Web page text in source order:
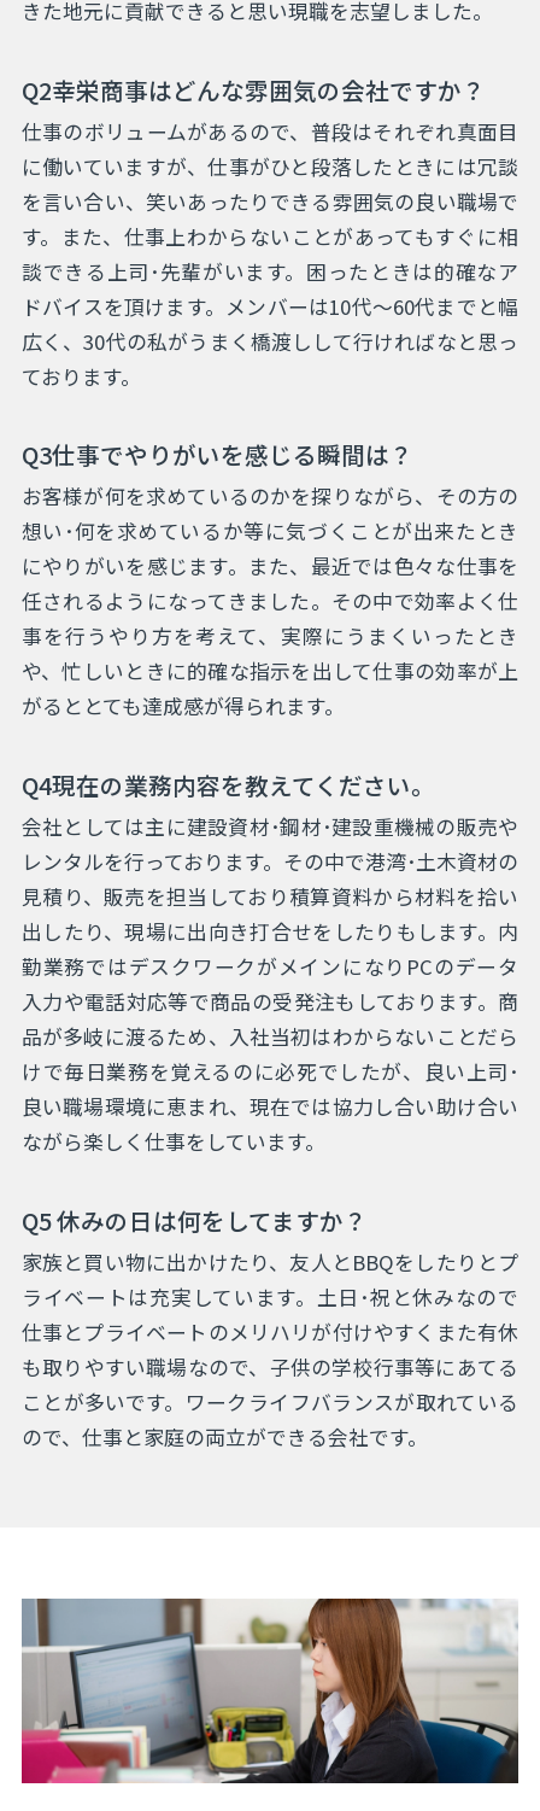
きた地元に貢献できると思い現職を志望しました。
Q2幸栄商事はどんな雰囲気の会社ですか？
仕事のボリュームがあるので、普段はそれぞれ真面目
に働いていますが、仕事がひと段落したときには冗談
を言い合い、笑いあったりできる雰囲気の良い職場で
す。また、仕事上わからないことがあってもすぐに相
談できる上司･先輩がいます。困ったときは的確なア
ドバイスを頂けます。メンバーは10代～60代までと幅
広く、30代の私がうまく橋渡しして行ければなと思っ
ております。
Q3仕事でやりがいを感じる瞬間は？
お客様が何を求めているのかを探りながら、その方の
想い･何を求めているか等に気づくことが出来たとき
にやりがいを感じます。また、最近では色々な仕事を
任されるようになってきました。その中で効率よく仕
事を行うやり方を考えて、実際にうまくいったとき
や、忙しいときに的確な指示を出して仕事の効率が上
がるととても達成感が得られます。
Q4現在の業務内容を教えてください。
会社としては主に建設資材･鋼材･建設重機械の販売や
レンタルを行っております。その中で港湾･土木資材の
見積り、販売を担当しており積算資料から材料を拾い
出したり、現場に出向き打合せをしたりもします。内
勤業務ではデスクワークがメインになりPCのデータ
入力や電話対応等で商品の受発注もしております。商
品が多岐に渡るため、入社当初はわからないことだら
けで毎日業務を覚えるのに必死でしたが、良い上司･
良い職場環境に恵まれ、現在では協力し合い助け合い
ながら楽しく仕事をしています。
Q5 休みの日は何をしてますか？
家族と買い物に出かけたり、友人とBBQをしたりとプ
ライベートは充実しています。土日･祝と休みなので
仕事とプライベートのメリハリが付けやすくまた有休
も取りやすい職場なので、子供の学校行事等にあてる
ことが多いです。ワークライフバランスが取れている
ので、仕事と家庭の両立ができる会社です。